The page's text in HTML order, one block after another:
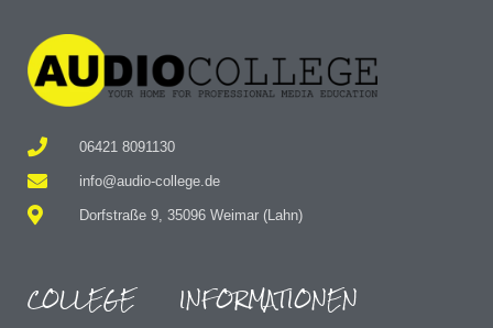
06421 8091130
info@audio-college.de
Dorfstraße 9, 35096 Weimar (Lahn)
COLLEGE INFORMATIONEN